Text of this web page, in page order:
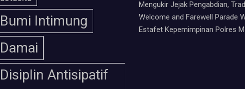
Bumi Intimung
Damai
Disiplin Antisipatif
Mengukir Jejak Pengabdian,
Welcome and Farewell Parade
Estafet Kepemimpinan Polres